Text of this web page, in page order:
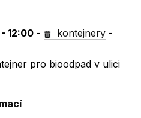
12:00 - kontejnery -
pro bioodpad v ulici